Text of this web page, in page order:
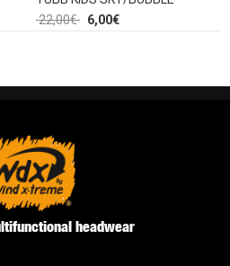
22,00€ 6,00€
headwear